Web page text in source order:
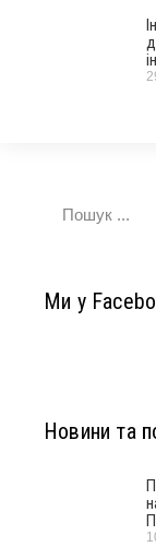
Ми у
Новини та